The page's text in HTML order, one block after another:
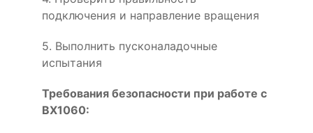
подключения и направление вращения
5. Выполнить пусконаладочные
испытания
Требования безопасности при работе с
BX1060: